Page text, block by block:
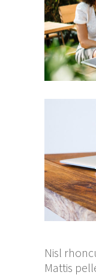
Nisl
Mattis